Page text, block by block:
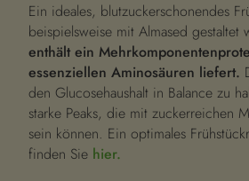
Ein ideales, blutzuckerschonendes
beispielsweise mit Almased gestaltet
enthält ein
essenziellen Aminosäuren liefert.
den Glucosehaushalt in Balance zu
starke Peaks, die mit zuckerreichen
sein können. Ein optimales
finden Sie hier.